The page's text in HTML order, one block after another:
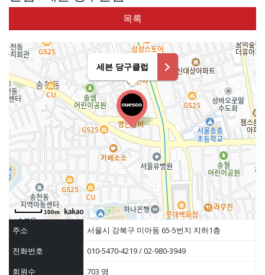
목록
세븐 당구클럽
100m
주소
서울시 강북구 미아동 65-5번지 지하1층
전화번호
010-5470-4219 / 02-980-3949
회원수
703 명